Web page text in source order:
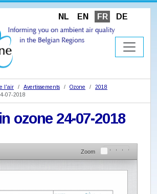
NL EN FR DE
l'air Avertissements Ozone
2018
07-2018
ozone 24-07-2018
Zoom